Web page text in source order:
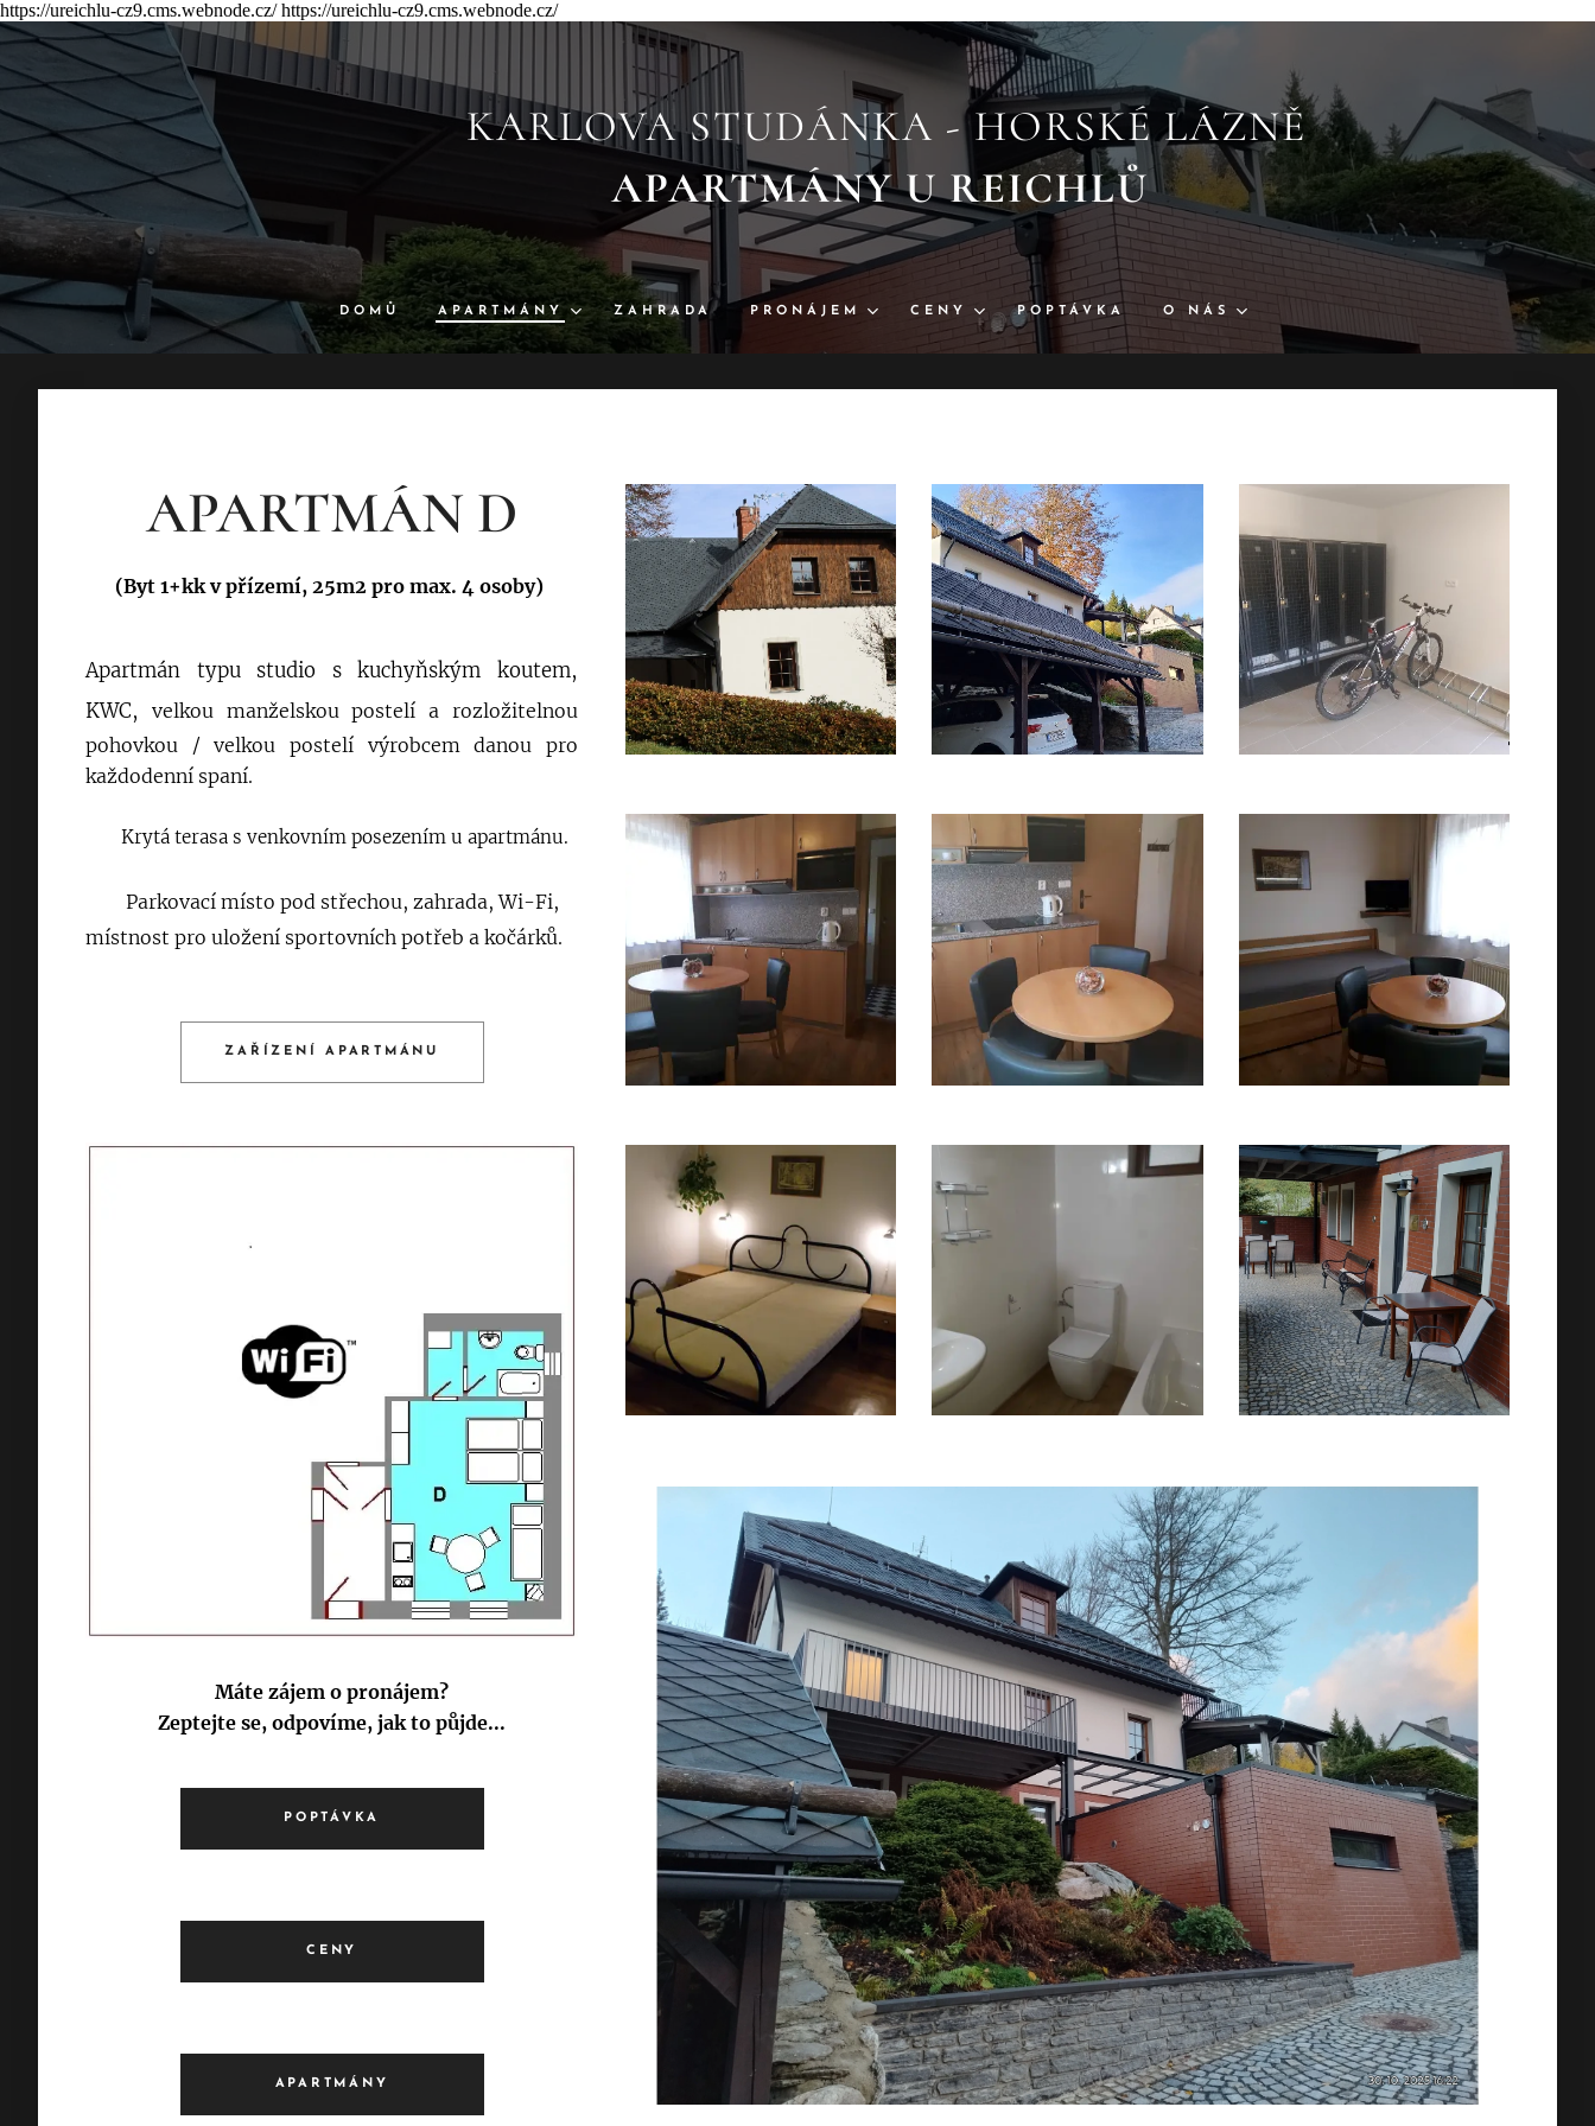
https://ureichlu-cz9.cms.webnode.cz/ https://ureichlu-cz9.cms.webnode.cz/
KARLOVA STUDÁNKA - HORSKÉ LÁZNĚ
APARTMÁNY U REICHLŮ
DOMŮ APARTMÁNY ZAHRADA PRONÁJEM CENY POPTÁVKA O NÁS
APARTMÁN D
(Byt 1+kk v přízemí, 25m2 pro max. 4 osoby)
Apartmán typu studio s kuchyňským koutem,
KWC, velkou manželskou postelí a rozložitelnou
pohovkou / velkou postelí výrobcem danou pro
každodenní spaní.
Krytá terasa s venkovním posezením u apartmánu.
Parkovací místo pod střechou, zahrada, Wi-Fi,
místnost pro uložení sportovních potřeb a kočárků.
ZAŘÍZENÍ APARTMÁNU
Máte zájem o pronájem?
Zeptejte se, odpovíme, jak to půjde...
POPTÁVKA
CENY
APARTMÁNY